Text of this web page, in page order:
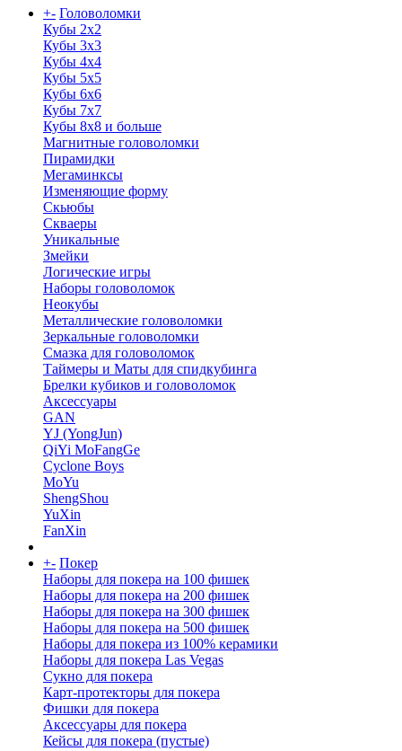
+- Головоломки
Кубы 2х2
Кубы 3х3
Кубы 4x4
Кубы 5х5
Кубы 6х6
Кубы 7х7
Кубы 8х8 и больше
Магнитные головоломки
Пирамидки
Мегаминксы
Изменяющие форму
Скьюбы
Скваеры
Уникальные
Змейки
Логические игры
Наборы головоломок
Неокубы
Металлические головоломки
Зеркальные головоломки
Смазка для головоломок
Таймеры и Маты для спидкубинга
Брелки кубиков и головоломок
Аксессуары
GAN
YJ (YongJun)
QiYi MoFangGe
Cyclone Boys
MoYu
ShengShou
YuXin
FanXin
+- Покер
Наборы для покера на 100 фишек
Наборы для покера на 200 фишек
Наборы для покера на 300 фишек
Наборы для покера на 500 фишек
Наборы для покера из 100% керамики
Наборы для покера Las Vegas
Сукно для покера
Карт-протекторы для покера
Фишки для покера
Аксессуары для покера
Кейсы для покера (пустые)